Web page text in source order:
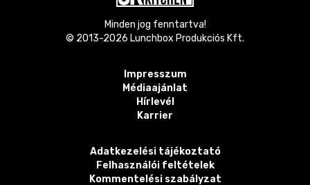
Minden jog fenntartva!
© 2013-2026 Lunchbox Produkciós Kft.
Impresszum
Médiaajánlat
Hírlevél
Karrier
Adatkezelési tájékoztató
Felhasználói feltételek
Kommentelési szabályzat